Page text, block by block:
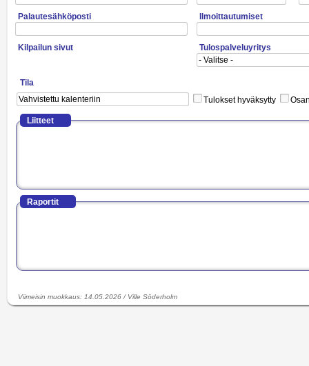
Palautesähköposti Ilmoittautumiset
Kilpailun sivut Tulospalveluyritys
Tila
Tulokset hyväksytty
Liitteet
Raportit
Viimeisin muokkaus: 14.05.2026 / Ville Söderholm